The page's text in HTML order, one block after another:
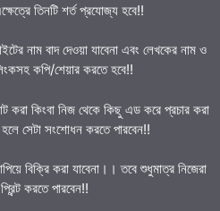
তিনটি শর্ত প্রযোজ্য হবে!!
নাম বাদ দেওয়া যাবেনা এবং লেখকের নাম ও
কপি/শেয়ার করতে হবে!!
করা কিংবা নিজ থেকে কিছু এড করে প্রচার করা
সেটা সংশোধন করতে পারবেন!!
বিক্রি করা যাবেনা।। তবে শুধুমাত্র নিজেরা
করতে পারবেন!!